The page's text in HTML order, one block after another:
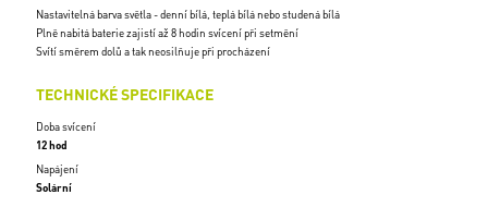
Nastavitelná barva světla - denní bílá, teplá bílá nebo studená bílá
Plně nabitá baterie zajistí až 8 hodin svícení při setmění
Svítí směrem dolů a tak neosilňuje při procházení
TECHNICKÉ SPECIFIKACE
Doba svícení
12 hod
Napájení
Solární